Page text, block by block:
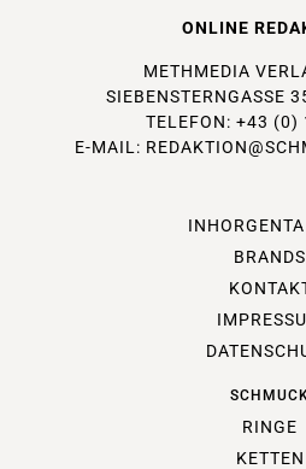
ONLINE
METHMEDIA
SIEBENSTERNGASSE
TELEFON: +43 (0)
E-MAIL:
BRANDS
RINGE
KETTEN